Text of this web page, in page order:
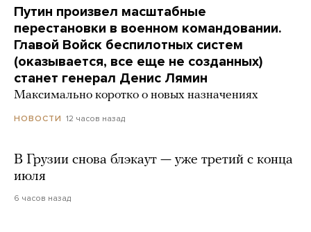
Путин произвел масштабные
перестановки в военном командовании.
Главой Войск беспилотных систем
(оказывается, все еще не созданных)
станет генерал Денис Лямин
Максимально коротко о новых назначениях
НОВОСТИ 12 часов назад
В Грузии снова блэкаут — уже третий с конца
июля
6 часов назад